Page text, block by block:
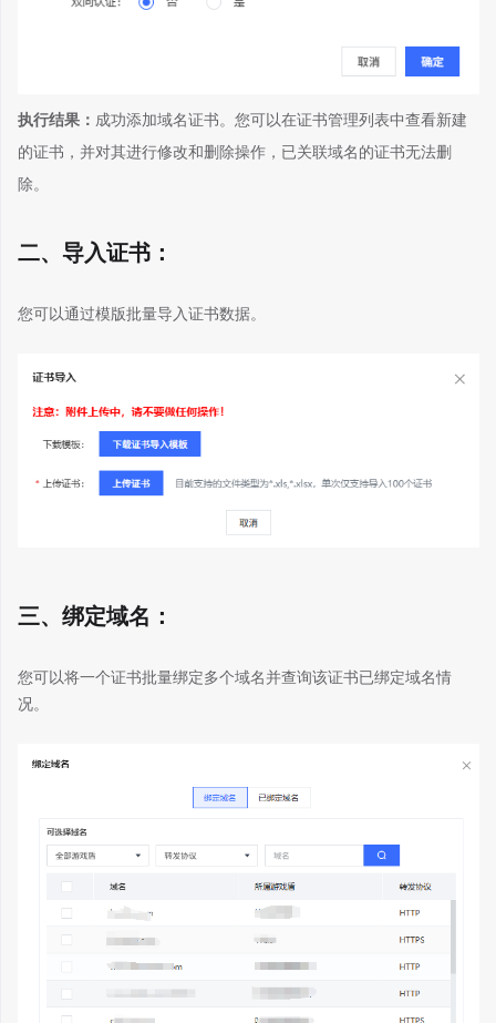
执行结果： 成功添加域名证书。您可以在证书管理列表中查看新建
的证书，并对其进行修改和删除操作，已关联域名的证书无法删
除。
二、导入证书：
您可以通过模版批量导入证书数据。
三、绑定域名：
您可以将一个证书批量绑定多个域名并查询该证书已绑定域名情
况。